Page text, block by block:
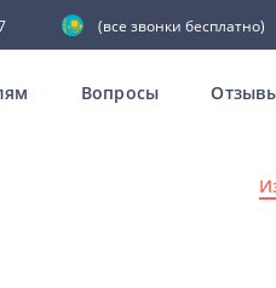
(все звонки бесплатно)
Вопросы